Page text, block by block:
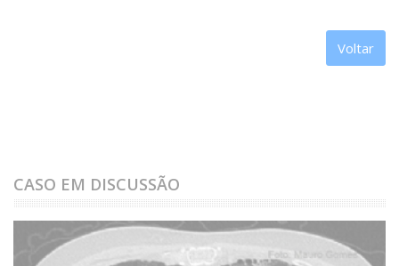
Voltar
CASO EM DISCUSSÃO